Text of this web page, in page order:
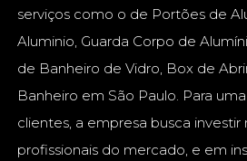
serviços como o de Portões de
Aluminio, Guarda Corpo de
de Banheiro de Vidro, Box de
Banheiro em São Paulo. Para
clientes, a empresa busca investir
profissionais do mercado, e em